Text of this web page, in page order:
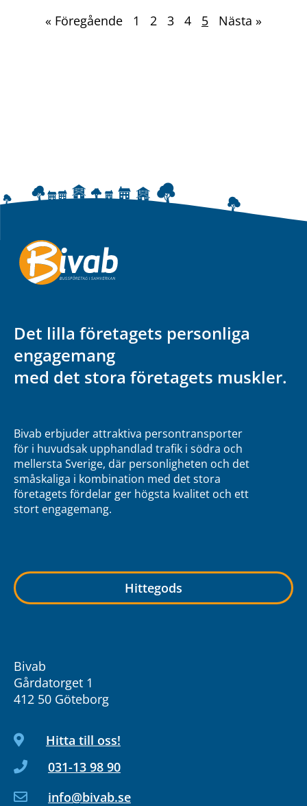
« Föregående 1 2 3 4 5 Nästa »
Det lilla företagets personliga
engagemang
med det stora företagets muskler.
Bivab erbjuder attraktiva persontransporter
för i huvudsak upphandlad trafik i södra och
mellersta Sverige, där personligheten och det
småskaliga i kombination med det stora
företagets fördelar ger högsta kvalitet och ett
stort engagemang.
Hittegods
Bivab
Gårdatorget 1
412 50 Göteborg
Hitta till oss!
031-13 98 90
info@bivab.se